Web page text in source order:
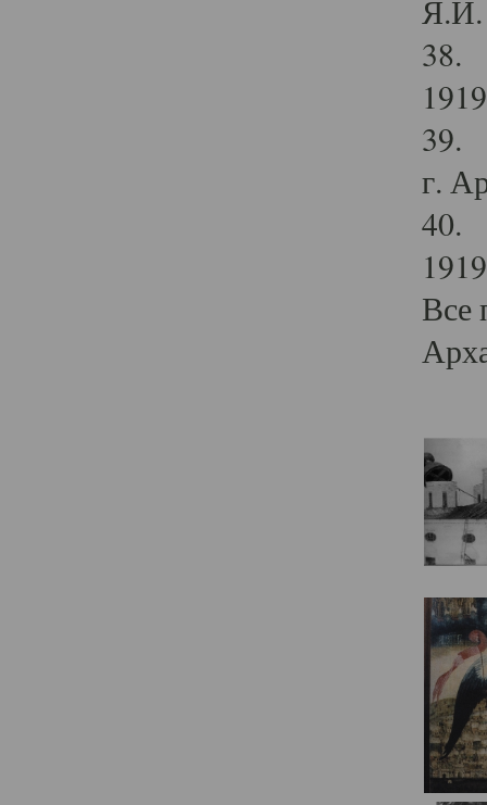
Я.И.
38.
39.
г.
40.
Все